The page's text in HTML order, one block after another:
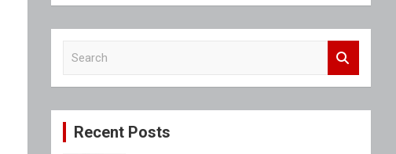
c
Recent Posts